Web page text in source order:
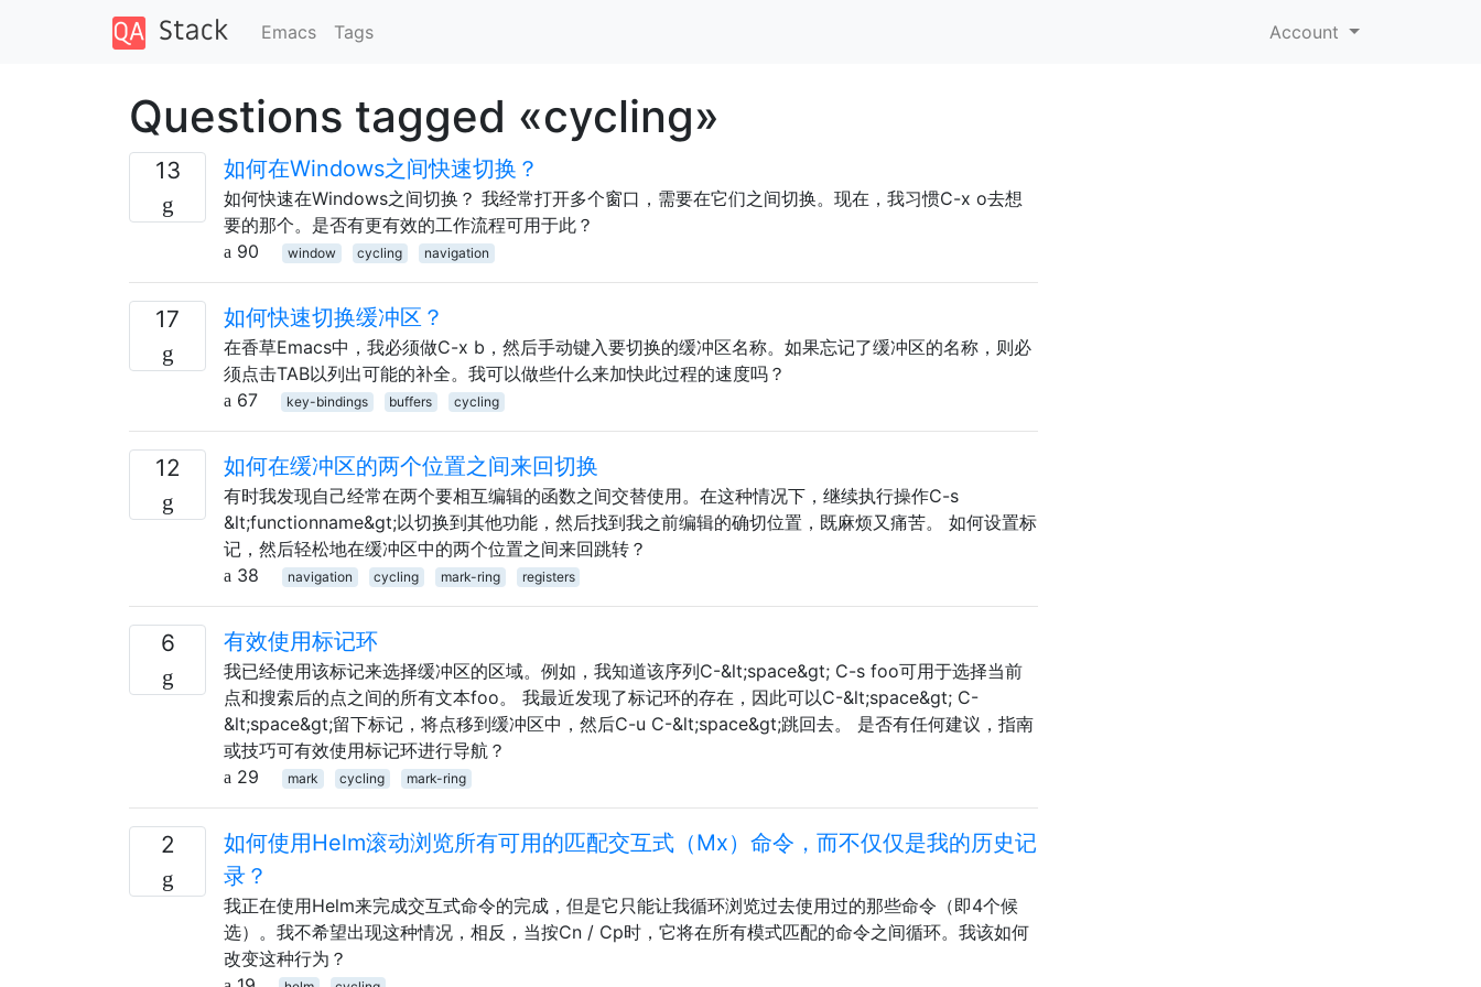
Emacs Tags Account
Questions tagged «cycling»
13 如何在Windows之间快速切换？
如何快速在Windows之间切换？ 我经常打开多个窗口，需要在它们之间切换。现在，我习惯C-x o去想
要的那个。是否有更有效的工作流程可用于此？
90
window cycling navigation
17 如何快速切换缓冲区？
在香草Emacs中，我必须做C-x b，然后手动键入要切换的缓冲区名称。如果忘记了缓冲区的名称，则必
须点击TAB以列出可能的补全。我可以做些什么来加快此过程的速度吗？
67
key-bindings buffers cycling
12 如何在缓冲区的两个位置之间来回切换
有时我发现自己经常在两个要相互编辑的函数之间交替使用。在这种情况下，继续执行操作C-s
&lt;functionname&gt;以切换到其他功能，然后找到我之前编辑的确切位置，既麻烦又痛苦。 如何设置标
记，然后轻松地在缓冲区中的两个位置之间来回跳转？
38
navigation cycling mark-ring registers
6 有效使用标记环
我已经使用该标记来选择缓冲区的区域。例如，我知道该序列C-&lt;space&gt; C-s foo可用于选择当前
点和搜索后的点之间的所有文本foo。 我最近发现了标记环的存在，因此可以C-&lt;space&gt; C-
&lt;space&gt;留下标记，将点移到缓冲区中，然后C-u C-&lt;space&gt;跳回去。 是否有任何建议，指南
或技巧可有效使用标记环进行导航？
29
mark cycling mark-ring
2
如何使用Helm滚动浏览所有可用的匹配交互式（Mx）命令，而不仅仅是我的历史记
录？
我正在使用Helm来完成交互式命令的完成，但是它只能让我循环浏览过去使用过的那些命令（即4个候
选）。我不希望出现这种情况，相反，当按Cn / Cp时，它将在所有模式匹配的命令之间循环。我该如何
改变这种行为？